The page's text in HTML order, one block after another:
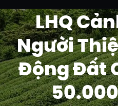
LHQ
Người
Động Đất